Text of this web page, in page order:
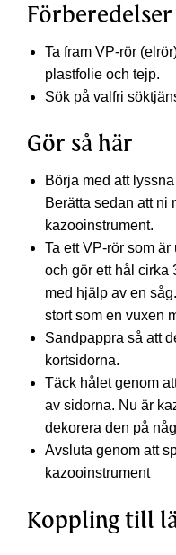
Förberedelser
Ta fram VP-rör
plastfolie och tejp.
Sök på valfri
Gör så här
Börja med att
Berätta sedan att ni
kazooinstrument.
Ta ett VP-rör som
och gör ett hål cirka
med hjälp av en
stort som en vuxen
Sandpappra så att
kortsidorna.
Täck hålet genom
av sidorna. Nu är
dekorera den på
Avsluta genom att
kazooinstrument
Koppling till